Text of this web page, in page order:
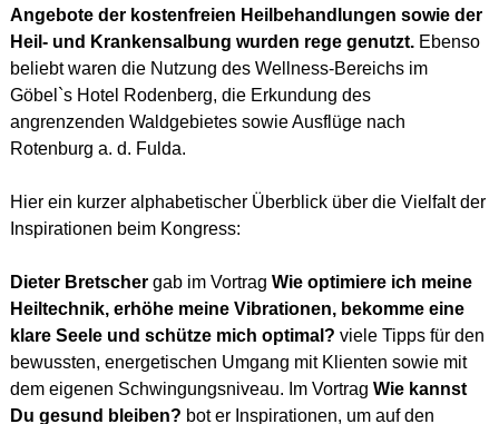
Angebote der kostenfreien Heilbehandlungen sowie der
Heil- und Krankensalbung wurden rege genutzt.Ebenso
beliebt waren die Nutzung des Wellness-Bereichs im
Göbel`s Hotel Rodenberg, die Erkundung des
angrenzenden Waldgebietes sowie Ausflüge nach
Rotenburg a. d. Fulda.
Hier ein kurzer alphabetischer Überblick über die Vielfalt der
Inspirationen beim Kongress:
Dieter Bretschergab im Vortrag Wie optimiere ich meine
Heiltechnik, erhöhe meine Vibrationen, bekomme eine
klare Seele und schütze mich optimal? viele Tipps für den
bewussten, energetischen Umgang mit Klienten sowie mit
dem eigenen Schwingungsniveau. Im Vortrag Wie kannst
Du gesund bleiben? bot er Inspirationen, um auf den